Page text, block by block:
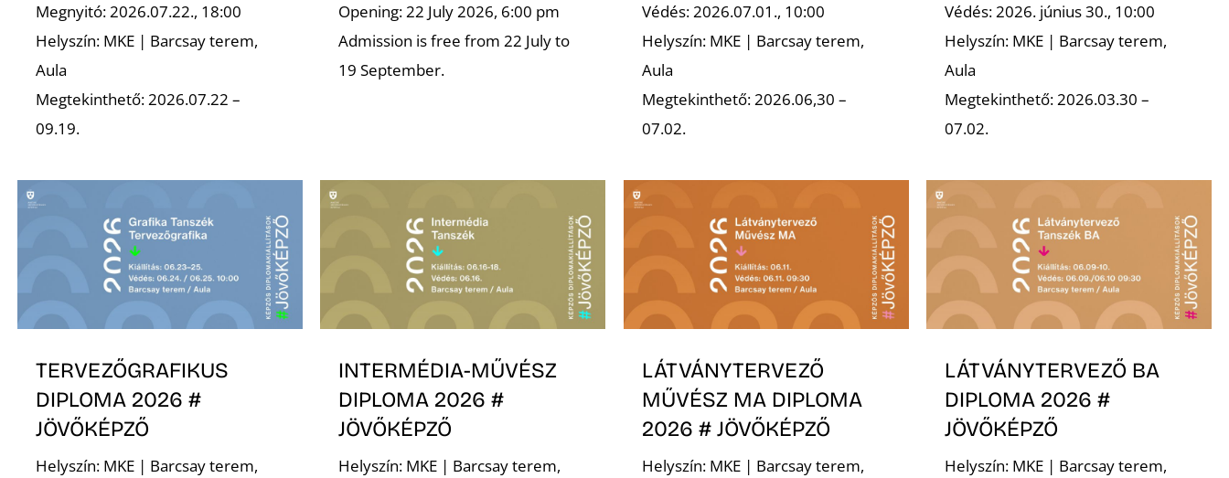
Megnyitó: 2026.07.22., 18:00
Helyszín: MKE | Barcsay terem,
Aula
Megtekinthető: 2026.07.22 –
09.19.
Opening: 22 July 2026, 6:00 pm
Admission is free from 22 July to
19 September.
Védés: 2026.07.01., 10:00
Helyszín: MKE | Barcsay terem,
Aula
Megtekinthető: 2026.06,30 –
07.02.
Védés: 2026. június 30., 10:00
Helyszín: MKE | Barcsay terem,
Aula
Megtekinthető: 2026.03.30 –
07.02.
TERVEZŐGRAFIKUS
DIPLOMA 2026 #
JÖVŐKÉPZŐ
Helyszín: MKE | Barcsay terem,
INTERMÉDIA-MŰVÉSZ
DIPLOMA 2026 #
JÖVŐKÉPZŐ
Helyszín: MKE | Barcsay terem,
LÁTVÁNYTERVEZŐ
MŰVÉSZ MA DIPLOMA
2026 # JÖVŐKÉPZŐ
Helyszín: MKE | Barcsay terem,
LÁTVÁNYTERVEZŐ BA
DIPLOMA 2026 #
JÖVŐKÉPZŐ
Helyszín: MKE | Barcsay terem,